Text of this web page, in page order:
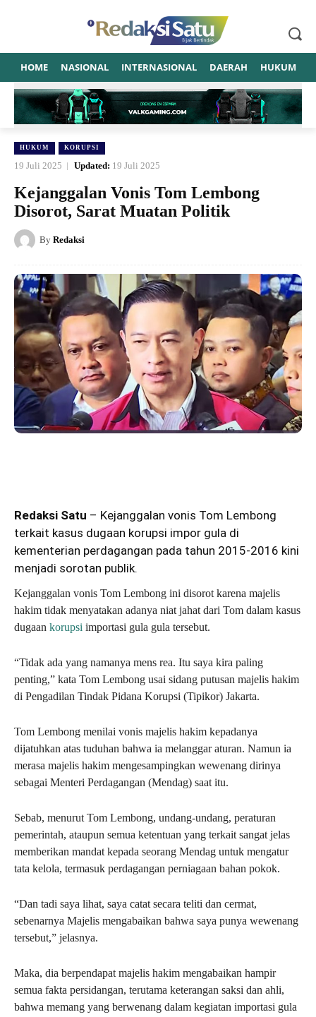
HOME NASIONAL INTERNASIONAL DAERAH HUKUM
HUKUM KORUPSI
19 Juli 2025 Updated: 19 Juli 2025
Kejanggalan Vonis Tom Lembong
Disorot, Sarat Muatan Politik
By Redaksi
Redaksi Satu – Kejanggalan vonis Tom Lembong
terkait kasus dugaan korupsi impor gula di
kementerian perdagangan pada tahun 2015-2016 kini
menjadi sorotan publik.
Kejanggalan vonis Tom Lembong ini disorot karena majelis
hakim tidak menyatakan adanya niat jahat dari Tom dalam kasus
dugaan korupsi importasi gula gula tersebut.
“Tidak ada yang namanya mens rea. Itu saya kira paling
penting,” kata Tom Lembong usai sidang putusan majelis hakim
di Pengadilan Tindak Pidana Korupsi (Tipikor) Jakarta.
Tom Lembong menilai vonis majelis hakim kepadanya
dijatuhkan atas tuduhan bahwa ia melanggar aturan. Namun ia
merasa majelis hakim mengesampingkan wewenang dirinya
sebagai Menteri Perdagangan (Mendag) saat itu.
Sebab, menurut Tom Lembong, undang-undang, peraturan
pemerintah, ataupun semua ketentuan yang terkait sangat jelas
memberikan mandat kepada seorang Mendag untuk mengatur
tata kelola, termasuk perdagangan perniagaan bahan pokok.
“Dan tadi saya lihat, saya catat secara teliti dan cermat,
sebenarnya Majelis mengabaikan bahwa saya punya wewenang
tersebut,” jelasnya.
Maka, dia berpendapat majelis hakim mengabaikan hampir
semua fakta persidangan, terutama keterangan saksi dan ahli,
bahwa memang yang berwenang dalam kegiatan importasi gula